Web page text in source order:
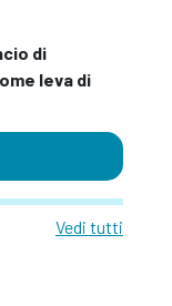
di
leva di
Vedi tutti